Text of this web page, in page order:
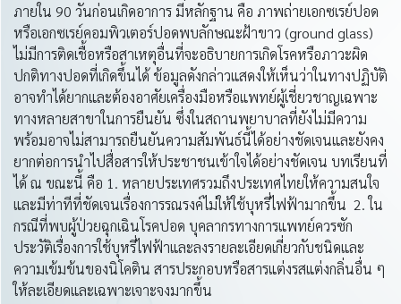
ภายใน 90 วันก่อนเกิดอาการ มีหลักฐาน คือ ภาพถ่ายเอกซเรย์ปอด
หรือเอกซเรย์คอมพิวเตอร์ปอดพบลักษณะฝ้าขาว (ground glass)
ไม่มีการติดเชื้อหรือสาเหตุอื่นที่จะอธิบายการเกิดโรคหรือภาวะผิด
ปกติทางปอดที่เกิดขึ้นได้ ข้อมูลดังกล่าวแสดงให้เห็นว่าในทางปฏิบัติ
อาจทำได้ยากและต้องอาศัยเครื่องมือหรือแพทย์ผู้เชี่ยวชาญเฉพาะ
ทางหลายสาขาในการยืนยัน ซึ่งในสถานพยาบาลที่ยังไม่มีความ
พร้อมอาจไม่สามารถยืนยันความสัมพันธ์นี้ได้อย่างชัดเจนและยังคง
ยากต่อการนำไปสื่อสารให้ประชาชนเข้าใจได้อย่างชัดเจน บทเรียนที่
ได้ ณ ขณะนี้ คือ 1. หลายประเทศรวมถึงประเทศไทยให้ความสนใจ
และมีท่าทีที่ชัดเจนเรื่องการรณรงค์ไม่ให้ใช้บุหรี่ไฟฟ้ามากขึ้น 2. ใน
กรณีที่พบผู้ป่วยฉุกเฉินโรคปอด บุคลากรทางการแพทย์ควรซัก
ประวัติเรื่องการใช้บุหรี่ไฟฟ้าและลงรายละเอียดเกี่ยวกับชนิดและ
ความเข้มข้นของนิโคติน สารประกอบหรือสารแต่งรสแต่งกลิ่นอื่น ๆ
ให้ละเอียดและเฉพาะเจาะจงมากขึ้น